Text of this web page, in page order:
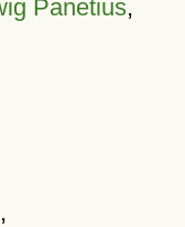
Panetius,
,